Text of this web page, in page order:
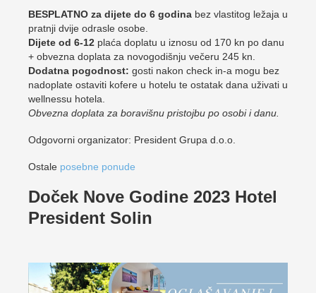
BESPLATNO za dijete do 6 godina bez vlastitog ležaja u
pratnji dvije odrasle osobe.
Dijete od 6-12 plaća doplatu u iznosu od 170 kn po danu
+ obvezna doplata za novogodišnju večeru 245 kn.
Dodatna pogodnost: gosti nakon check in-a mogu bez
nadoplate ostaviti kofere u hotelu te ostatak dana uživati u
wellnessu hotela.
Obvezna doplata za boravišnu pristojbu po osobi i danu.
Odgovorni organizator: President Grupa d.o.o.
Ostale posebne ponude
Doček Nove Godine 2023 Hotel
President Solin